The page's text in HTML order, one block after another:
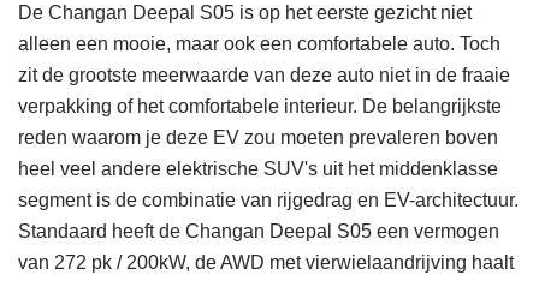
De Changan Deepal S05 is op het eerste gezicht niet
alleen een mooie, maar ook een comfortabele auto. Toch
zit de grootste meerwaarde van deze auto niet in de fraaie
verpakking of het comfortabele interieur. De belangrijkste
reden waarom je deze EV zou moeten prevaleren boven
heel veel andere elektrische SUV's uit het middenklasse
segment is de combinatie van rijgedrag en EV-architectuur.
Standaard heeft de Changan Deepal S05 een vermogen
van 272 pk / 200kW, de AWD met vierwielaandrijving haalt